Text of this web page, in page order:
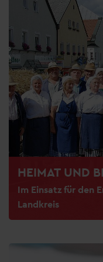
HEIMAT UND
Im Einsatz für den
Landkreis